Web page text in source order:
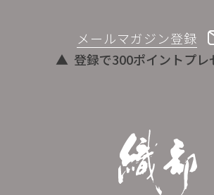
メールマガジン登録
登録で300ポイントプレ